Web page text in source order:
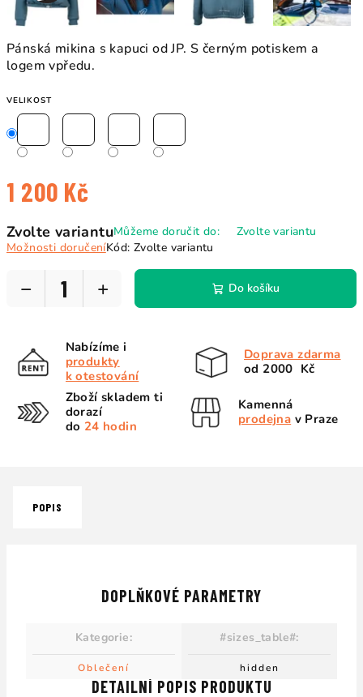
Pánská mikina s kapuci od JP. S černým potiskem a
logem vpředu.
VELIKOST
1 200 Kč
cena:
Zvolte variantuMůžeme doručit do:
Zvolte variantu
Možnosti doručeníKód: Zvolte variantu
+
− Do košíku
Nabízíme i
produkty
k otestování
Doprava zdarma
od 2000 Kč
Zboží skladem ti
dorazí
do 24 hodin
Kamenná
prodejna v Praze
POPIS
DETAILNÍ POPIS PRODUKTU
DOPLŇKOVÉ PARAMETRY
Kategorie:
Oblečení
#sizes_table#:
hidden